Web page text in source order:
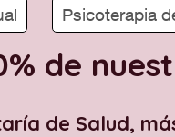
Psicoterapia
de
de Salud,